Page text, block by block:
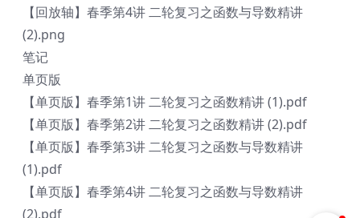
【回放轴】春季第4讲 二轮复习之函数与导数精讲
(2).png
笔记
单页版
【单页版】春季第1讲 二轮复习之函数精讲 (1).pdf
【单页版】春季第2讲 二轮复习之函数精讲 (2).pdf
【单页版】春季第3讲 二轮复习之函数与导数精讲
(1).pdf
【单页版】春季第4讲 二轮复习之函数与导数精讲
(2).pdf